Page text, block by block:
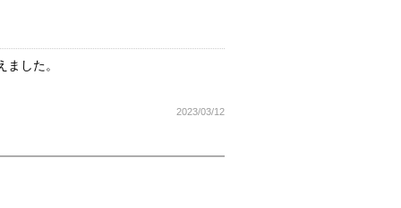
した。
2023/03/12